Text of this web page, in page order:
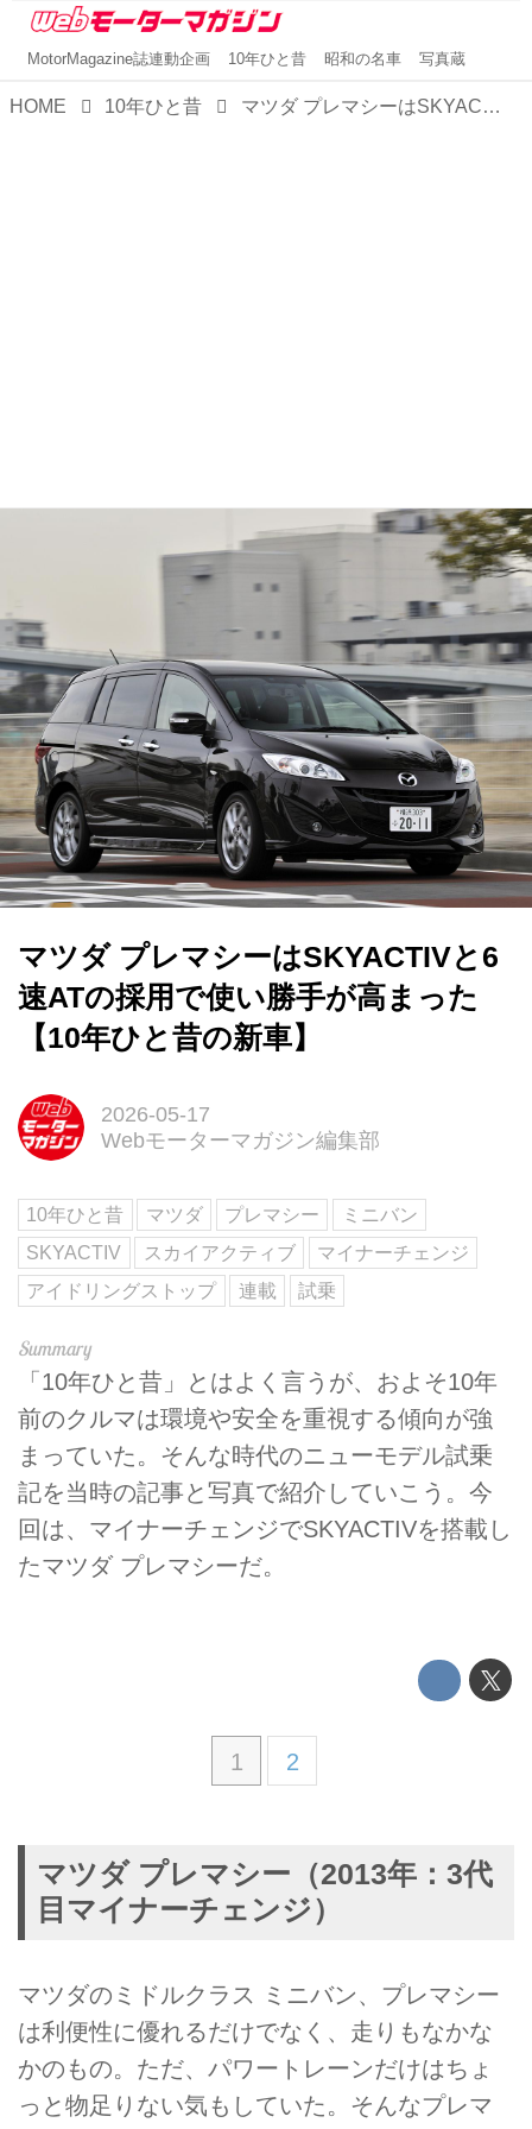
MotorMagazine誌連動企画 10年ひと昔 昭和の名車 写真蔵
HOME 10年ひと昔 マツダ プレマシーはSKYACTIVと6速ATの採用で使い勝手が高まった【10年ひと昔の新車】
マツダ プレマシーはSKYACTIVと6
速ATの採用で使い勝手が高まった
【10年ひと昔の新車】
2026-05-17
Webモーターマガジン編集部
10年ひと昔 マツダ プレマシー
ミニバン
SKYACTIV
スカイアクティブ
マイナーチェンジ
アイドリングストップ
連載 試乗
「10年ひと昔」とはよく言うが、およそ10年
前のクルマは環境や安全を重視する傾向が強
まっていた。そんな時代のニューモデル試乗
記を当時の記事と写真で紹介していこう。今
回は、マイナーチェンジでSKYACTIVを搭載し
たマツダ プレマシーだ。
1 2
マツダ プレマシー（2013年：3代
目マイナーチェンジ）
マツダのミドルクラス ミニバン、プレマシー
は利便性に優れるだけでなく、走りもなかな
かのもの。ただ、パワートレーンだけはちょ
っと物足りない気もしていた。そんなプレマ